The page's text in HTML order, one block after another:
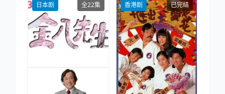
日本剧 全22集 香港剧 已完结